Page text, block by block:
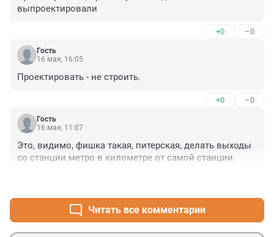
выпроектировали
+0 –0
Гость
16 мая, 16:05
Проектировать - не строить.
+0 –0
Гость
16 мая, 11:07
Это, видимо, фишка такая, питерская, делать выходы
со станции метро в километре от самой станции.
Читать все комментарии